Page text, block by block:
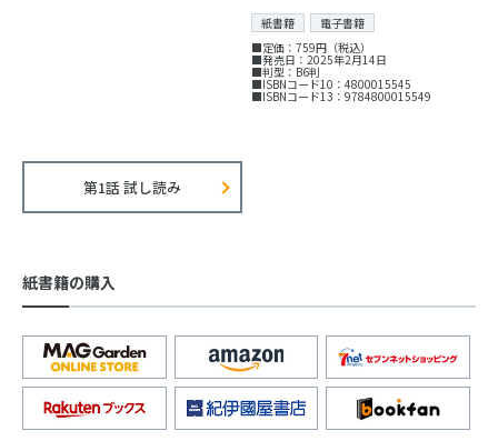
紙書籍
電子書籍
■定価：759円（税込）
■発売日：2025年2月14日
■判型：B6判
■ISBNコード10：4800015545
■ISBNコード13：9784800015549
第1話 試し読み
紙書籍の購入